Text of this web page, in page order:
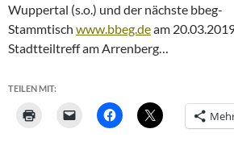
Wuppertal (s.o.) und der nächste bbeg-
Stammtisch www.bbeg.deam
Stadtteiltreff am Arrenberg…
TEILEN MIT: